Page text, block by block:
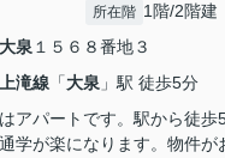
所在階 1階/2階建
大泉１５６８番地３
滝線 「大泉 」駅 徒歩5分
アパートです。駅から徒歩
学が楽になります。物件が